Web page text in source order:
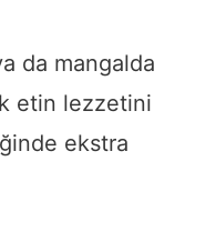
da mangalda
etin lezzetini
ekstra